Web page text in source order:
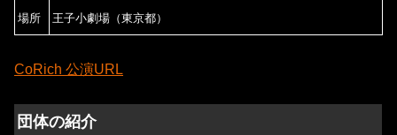
場所
王子小劇場（東京都）
CoRich 公演URL
団体の紹介